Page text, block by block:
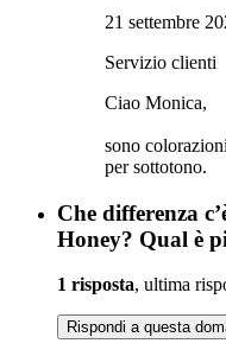
21 settembre
Servizio clienti
Ciao Monica,
sono
per sottotono.
Che differenza
Honey? Qual è
1 risposta, ultima
Rispondi a questa